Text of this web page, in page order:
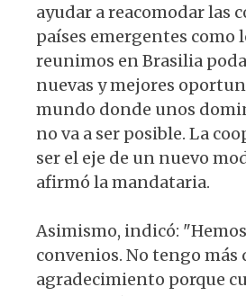
ayudar a reacomodar las
países emergentes como
reunimos en Brasilia
nuevas y mejores
mundo donde unos
no va a ser posible. La
ser el eje de un nuevo
afirmó la mandataria.
Asimismo, indicó:
convenios. No tengo más
agradecimiento porque